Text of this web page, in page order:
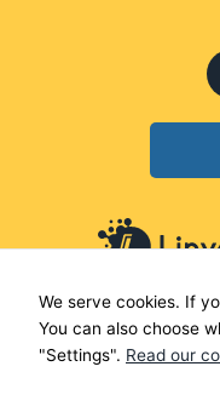
We serve cookies. If
You can also choose
"Settings". Read our